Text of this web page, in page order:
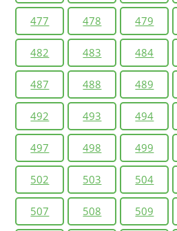
477 478 479
482 483 484
487 488 489
492 493 494
497 498 499
502 503 504
507 508 509